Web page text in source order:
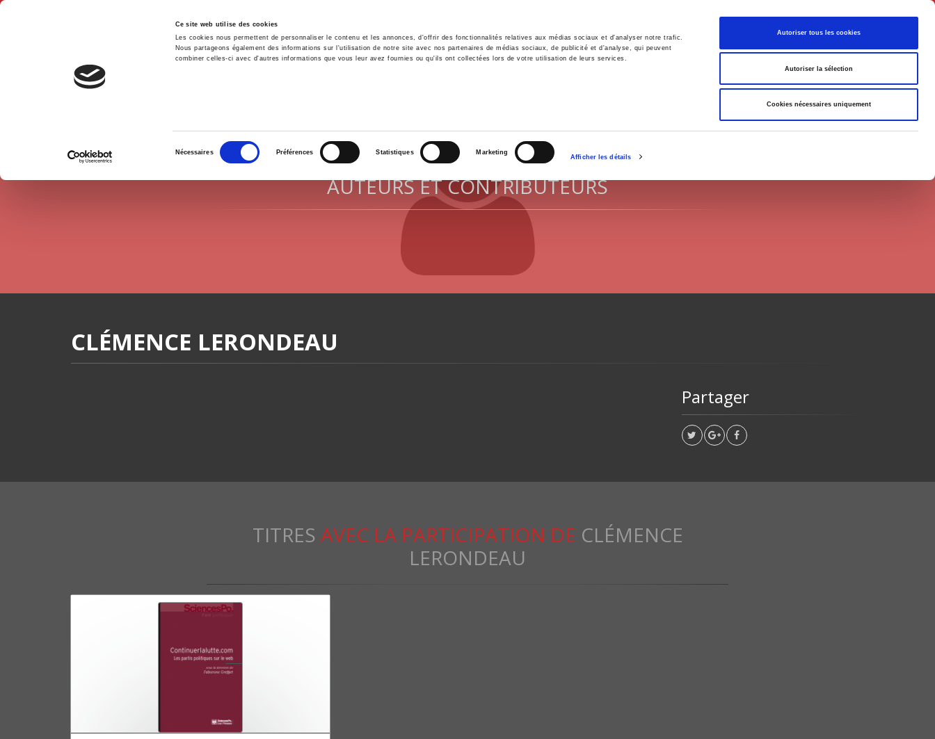
Ce site web utilise des cookies
Les cookies nous permettent de personnaliser le contenu et les annonces, d'offrir des fonctionnalités relatives aux médias sociaux et d'analyser notre trafic.
Nous partageons également des informations sur l'utilisation de notre site avec nos partenaires de médias sociaux, de publicité et d'analyse, qui peuvent
combiner celles-ci avec d'autres informations que vous leur avez fournies ou qu'ils ont collectées lors de votre utilisation de leurs services.
consentement
Nécessaires Préférences Statistiques Marketing
Afficher les détails
Autoriser tous les cookies
Autoriser la sélection
Cookies nécessaires uniquement
Français
Accueil Environnement Histoire International
AUTEURS ET CONTRIBUTEURS
CLÉMENCE LERONDEAU
Partager
TITRES AVEC LA PARTICIPATION DE CLÉMENCE
LERONDEAU